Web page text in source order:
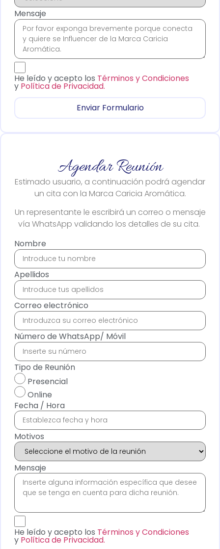
Mensaje
He leído y acepto los Términos y Condiciones
y Política de Privacidad.
Enviar Formulario
Agendar Reunión
Estimado usuario, a continuación podrá agendar
un cita con la Marca Caricia Aromática.
Un representante le escribirá un correo o mensaje
vía WhatsApp validando los detalles de su cita.
Nombre
Apellidos
Correo electrónico
Número de WhatsApp/ Móvil
Tipo de Reunión
Presencial
Online
Fecha / Hora
Motivos
Mensaje
He leído y acepto los Términos y Condiciones
y Política de Privacidad.